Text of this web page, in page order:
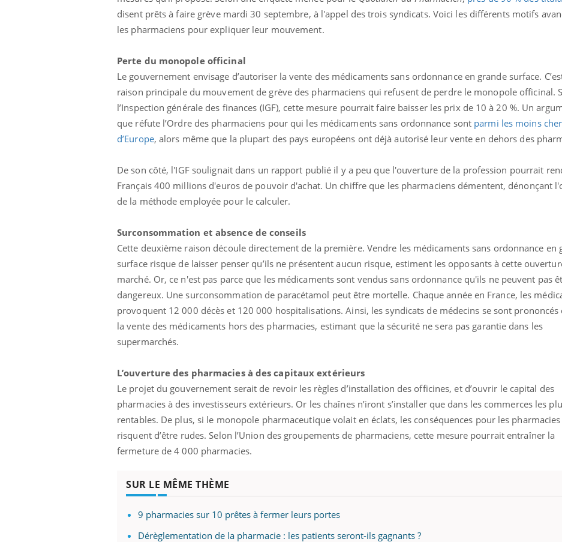
disent prêts à faire grève mardi 30 septembre, à l'appel des trois syndicats. Voici les différents motifs
les pharmaciens pour expliquer leur mouvement.
Perte du monopole officinal
Le gouvernement envisage d’autoriser la vente des médicaments sans ordonnance en grande surface.
raison principale du mouvement de grève des pharmaciens qui refusent de perdre le monopole officinal.
l’Inspection générale des finances (IGF), cette mesure pourrait faire baisser les prix de 10 à 20 %. Un
que réfute l’Ordre des pharmaciens pour qui les médicaments sans ordonnance sont parmi les moins
d’Europe, alors même que la plupart des pays européens ont déjà autorisé leur vente en dehors des
De son côté, l'IGF soulignait dans un rapport publié il y a peu que l'ouverture de la profession pourrait
Français 400 millions d'euros de pouvoir d'achat. Un chiffre que les pharmaciens démentent, dénonçant
de la méthode employée pour le calculer.
Surconsommation et absence de conseils
Cette deuxième raison découle directement de la première. Vendre les médicaments sans ordonnance en
surface risque de laisser penser qu’ils ne présentent aucun risque, estiment les opposants à cette
marché. Or, ce n'est pas parce que les médicaments sont vendus sans ordonnance qu'ils ne peuvent pas
dangereux. Une surconsommation de paracétamol peut être mortelle. Chaque année en France, les
provoquent 12 000 décès et 120 000 hospitalisations. Ainsi, les syndicats de médecins se sont prononcés
la vente des médicaments hors des pharmacies, estimant que la sécurité ne sera pas garantie dans les
supermarchés.
L’ouverture des pharmacies à des capitaux extérieurs
Le projet du gouvernement serait de revoir les règles d’installation des officines, et d’ouvrir le capital des
pharmacies à des investisseurs extérieurs. Or les chaînes n’iront s’installer que dans les commerces les
rentables. De plus, si le monopole pharmaceutique volait en éclats, les conséquences pour les
risquent d’être rudes. Selon l’Union des groupements de pharmaciens, cette mesure pourrait entraîner la
fermeture de 4 000 pharmacies.
SUR LE MÊME THÈME
9 pharmacies sur 10 prêtes à fermer leurs portes
Dérèglementation de la pharmacie : les patients seront-ils gagnants ?
Youtube
Eczéma Chronique des Mains :
expliquer ma maladieYoutube
montrer ...
Youtube
Carence en fer :
prévenirYoutube
...